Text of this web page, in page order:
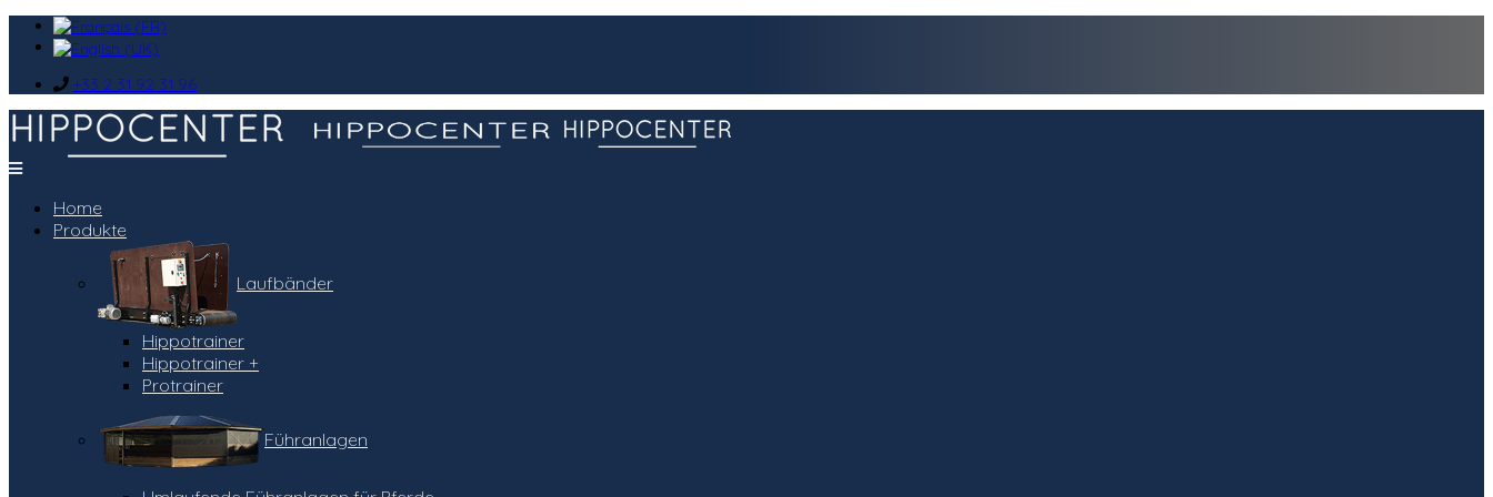
+33 2 31 92 31 96
Home
Produkte
Laufbänder
Hippotrainer
Hippotrainer +
Protrainer
Führanlagen